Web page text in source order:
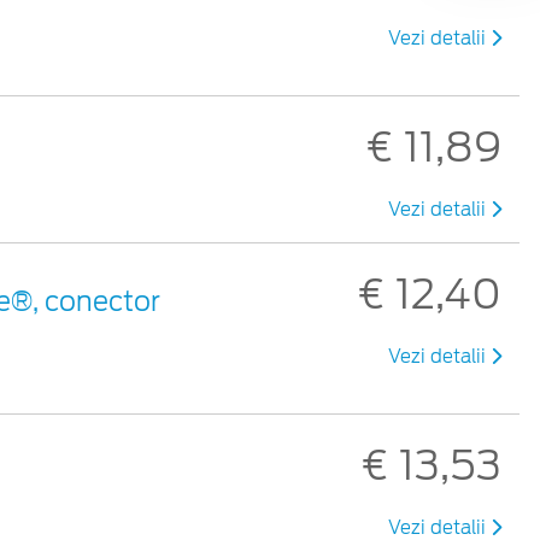
Vezi detalii
€ 11,89
Vezi detalii
conector
€ 12,40
Vezi detalii
€ 13,53
Vezi detalii